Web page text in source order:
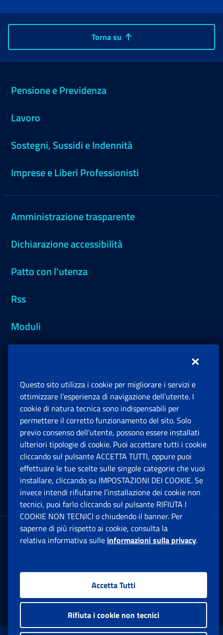
Torna su
Pensione e Previdenza
Lavoro
Sostegni, Sussidi e Indennità
Imprese e Liberi Professionisti
Amministrazione trasparente
Dichiarazione accessibilità
Patto con l'utenza
Rss
Moduli
Sedi e Contatti
Software
Note Legali
App mobile
Sede Legale : Via Ciro il Grande, 21
00144 Roma
Facebook: Apre una nuova finestra
Twitter: Apre una nuova finestra
Whatsapp: Apre una nuova
Youtube: Apre una
Instagram:
Questo sito utilizza i cookie per migliorare i servizi e
ottimizzare l’esperienza di navigazione dell’utente. I
cookie di natura tecnica sono indispensabili per
permettere il corretto funzionamento del sito. Solo
previo consenso dell’utente, possono essere installati
ulteriori tipologie di cookie. Puoi accettare tutti i cookie
cliccando sul pulsante ACCETTA TUTTI, oppure puoi
effettuare le tue scelte sulle singole categorie che vuoi
installare, cliccando su IMPOSTAZIONI DEI COOKIE. Se
invece intendi rifiutarne l’installazione dei cookie non
tecnici, puoi farlo cliccando sul pulsante RIFIUTA I
COOKIE NON TECNICI o chiudendo il banner. Per
saperne di più rispetto ai cookie, consulta la
relativa informativa sulle informazioni sulla privacy.
Accetta Tutti
Rifiuta i cookie non tecnici